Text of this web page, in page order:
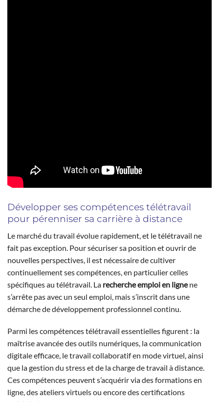
Développer ses compétences télétravail
pour pérenniser sa carrière à distance
Le marché du travail évolue rapidement, et le télétravail ne
fait pas exception. Pour sécuriser sa position et ouvrir de
nouvelles perspectives, il est nécessaire de cultiver
continuellement ses compétences, en particulier celles
spécifiques au télétravail. La recherche emploi en lignene
s’arrête pas avec un seul emploi, mais s’inscrit dans une
démarche de développement professionnel continu.
Parmi les compétences télétravail essentielles figurent : la
maîtrise avancée des outils numériques, la communication
digitale efficace, le travail collaboratif en mode virtuel, ainsi
que la gestion du stress et de la charge de travail à distance.
Ces compétences peuvent s’acquérir via des formations en
ligne, des ateliers virtuels ou encore des certifications